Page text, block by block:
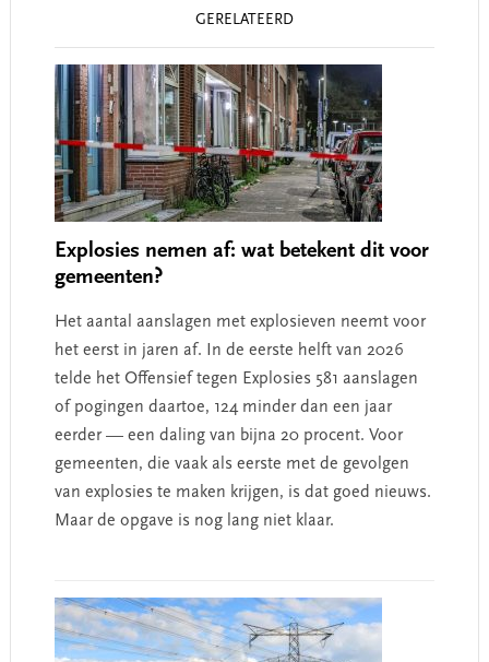
GERELATEERD
Explosies nemen af: wat betekent dit voor
gemeenten?
Het aantal aanslagen met explosieven neemt voor
het eerst in jaren af. In de eerste helft van 2026
telde het Offensief tegen Explosies 581 aanslagen
of pogingen daartoe, 124 minder dan een jaar
eerder — een daling van bijna 20 procent. Voor
gemeenten, die vaak als eerste met de gevolgen
van explosies te maken krijgen, is dat goed nieuws.
Maar de opgave is nog lang niet klaar.